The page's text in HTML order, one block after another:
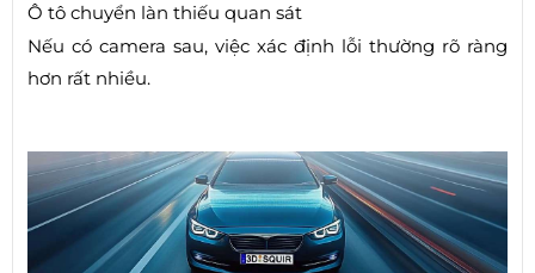
Ô tô chuyển làn thiếu quan sát
Nếu có camera sau, việc xác định lỗi thường rõ ràng
hơn rất nhiều.